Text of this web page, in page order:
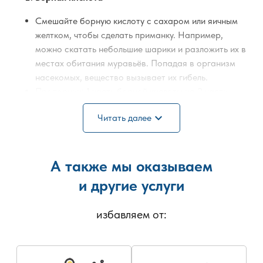
Смешайте борную кислоту с сахаром или яичным
желтком, чтобы сделать приманку. Например,
можно скатать небольшие шарики и разложить их в
местах обитания муравьёв. Попадая в организм
насекомых, вещество вызывает их гибель.
муравьёв. Насекомые часто переносят смесь в
Эфирные масла
муравьёв. Смазать поверхности эфирными маслами
Читать далее expand_more
А также мы оказываем
и другие услуги
избавляем от: